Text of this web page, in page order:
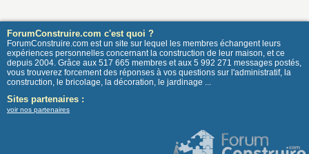
ForumConstruire.com c'est quoi ?
ForumConstruire.com est un site sur lequel les membres échangent leurs
expériences personnelles concernant la construction de leur maison, et ce
depuis 2004. Grâce aux 517 665 membres et aux 5 992 271 messages postés,
vous trouverez forcement des réponses à vos questions sur l'administratif, la
construction, le bricolage, la décoration, le jardinage ...
Sites partenaires :
voir nos partenaires